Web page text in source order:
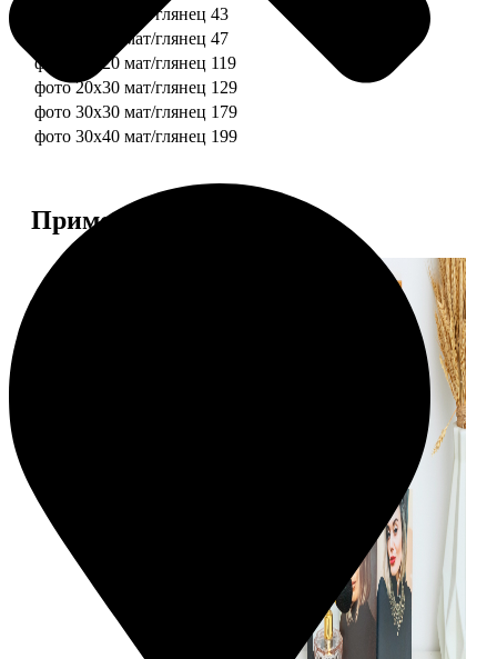
фото 15х15 мат/глянец 43
фото 15х20 мат/глянец 47
фото 20х20 мат/глянец 119
фото 20х30 мат/глянец 129
фото 30х30 мат/глянец 179
фото 30х40 мат/глянец 199
Примеры работ